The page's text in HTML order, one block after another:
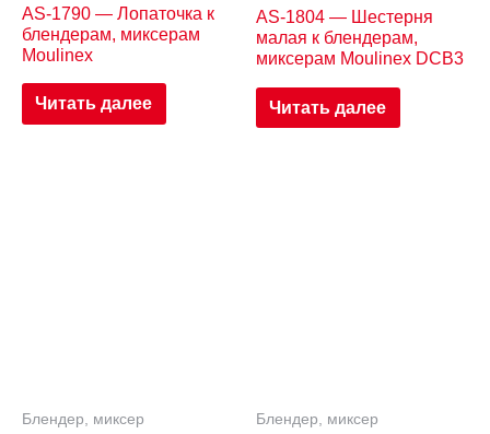
AS-1790 — Лопаточка к
блендерам, миксерам
Moulinex
Читать далее
AS-1804 — Шестерня
малая к блендерам,
миксерам Moulinex DCB3
Читать далее
Блендер, миксер Блендер, миксер